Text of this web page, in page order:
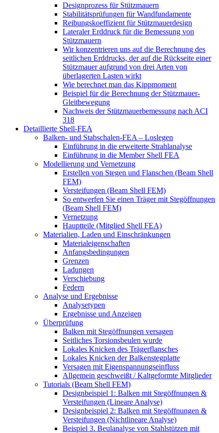
Designprozess für Stützmauern
Stabilitätsprüfungen für Wandfundamente
Reibungskoeffizient für Stützmauerdesign
Lateraler Erddruck für die Bemessung von
Stützmauern
Wir konzentrieren uns auf die Berechnung des
seitlichen Erddrucks, der auf die Rückseite einer
Stützmauer aufgrund von drei Arten von
überlagerten Lasten wirkt
Wie berechnet man das Kippmoment
Beispiel für die Berechnung der Stützmauer-
Gleitbewegung
Nachweis der Stützmauerbemessung nach ACI
318
Detaillierte Shell-FEA
Balken- und Stabschalen-FEA – Loslegen
Einführung in die erweiterte Strahlanalyse
Einführung in die Member Shell FEA
Modellierung und Vernetzung
Erstellen von Stegen und Flanschen (Beam Shell
FEM)
Versteifungen (Beam Shell FEM)
So entwerfen Sie einen Träger mit Stegöffnungen
(Beam Shell FEM)
Vernetzung
Hauptteile (Mitglied Shell FEA)
Materialien, Laden und Einschränkungen
Materialeigenschaften
Anfangsbedingungen
Grenzen
Ladungen
Verschiebung
Federn
Analyse und Ergebnisse
Analysetypen
Ergebnisse und Anzeigen
Überprüfung
Balken mit Stegöffnungen versagen
Seitliches Torsionsbeulen wurde
Lokales Knicken des Trägerflansches
Lokales Knicken der Balkenstegplatte
Versagen mit Eigenspannungseinfluss
Allgemein geschweißt / Kaltgeformte Mitglieder
Tutorials (Beam Shell FEM)
Designbeispiel 1: Balken mit Stegöffnungen &
Versteifungen (Lineare Analyse)
Designbeispiel 2: Balken mit Stegöffnungen &
Versteifungen (Nichtlineare Analyse)
Beispiel 3. Beulanalyse von Stahlstützen mit